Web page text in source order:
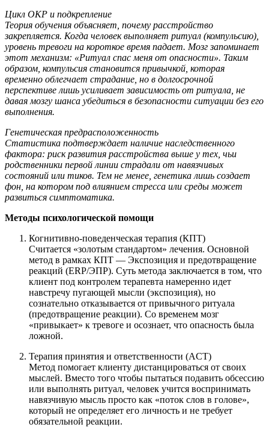
Цикл ОКР и подкрепление
Теория обучения объясняет, почему расстройство
закрепляется. Когда человек выполняет ритуал (компульсию),
уровень тревоги на короткое время падает. Мозг запоминает
этот механизм: «Ритуал спас меня от опасности». Таким
образом, компульсия становится привычкой, которая
временно облегчает страдание, но в долгосрочной
перспективе лишь усиливает зависимость от ритуала, не
давая мозгу шанса убедиться в безопасности ситуации без его
выполнения.
Генетическая предрасположенность
Статистика подтверждает наличие наследственного
фактора: риск развития расстройства выше у тех, чьи
родственники первой линии страдали от навязчивых
состояний или тиков. Тем не менее, генетика лишь создает
фон, на котором под влиянием стресса или среды может
развиться симптоматика.
Методы психологической помощи
Когнитивно-поведенческая терапия (КПТ)
Считается «золотым стандартом» лечения. Основной
метод в рамках КПТ — Экспозиция и предотвращение
реакций (ERP/ЭПР). Суть метода заключается в том, что
клиент под контролем терапевта намеренно идет
навстречу пугающей мысли (экспозиция), но
сознательно отказывается от привычного ритуала
(предотвращение реакции). Со временем мозг
«привыкает» к тревоге и осознает, что опасность была
ложной.
Терапия принятия и ответственности (ACT)
Метод помогает клиенту дистанцироваться от своих
мыслей. Вместо того чтобы пытаться подавить обсессию
или выполнять ритуал, человек учится воспринимать
навязчивую мысль просто как «поток слов в голове»,
который не определяет его личность и не требует
обязательной реакции.